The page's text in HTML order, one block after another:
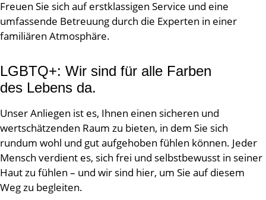
Freuen Sie sich auf erstklassigen Service und eine
umfassende Betreuung durch die Experten in einer
familiären Atmosphäre.
LGBTQ+: Wir sind für alle Farben
des Lebens da.
Unser Anliegen ist es, Ihnen einen sicheren und
wertschätzenden Raum zu bieten, in dem Sie sich
rundum wohl und gut aufgehoben fühlen können. Jeder
Mensch verdient es, sich frei und selbstbewusst in seiner
Haut zu fühlen – und wir sind hier, um Sie auf diesem
Weg zu begleiten.